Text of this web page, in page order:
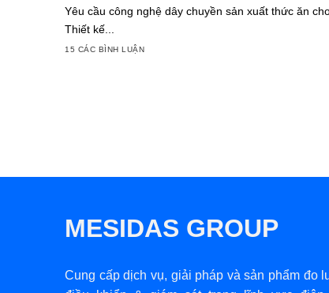
Yêu cầu công nghệ dây chuyền sản xuất thức ăn
Thiết kế...
15 CÁC BÌNH LUẬN
MESIDAS GROUP
Cung cấp dịch vụ, giải pháp và sản phẩm đo